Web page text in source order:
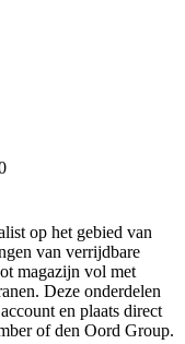
op het gebied van
van verrijdbare
magazijn vol met
Deze onderdelen
en plaats direct
of den Oord Group.